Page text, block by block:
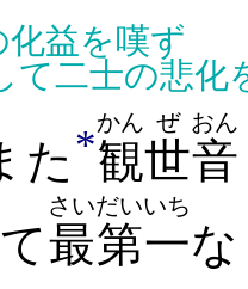
化益を嘆ず
て二士の悲化
た *観
かん
世
ぜ
音
おん
最
さい
第一
だいいち